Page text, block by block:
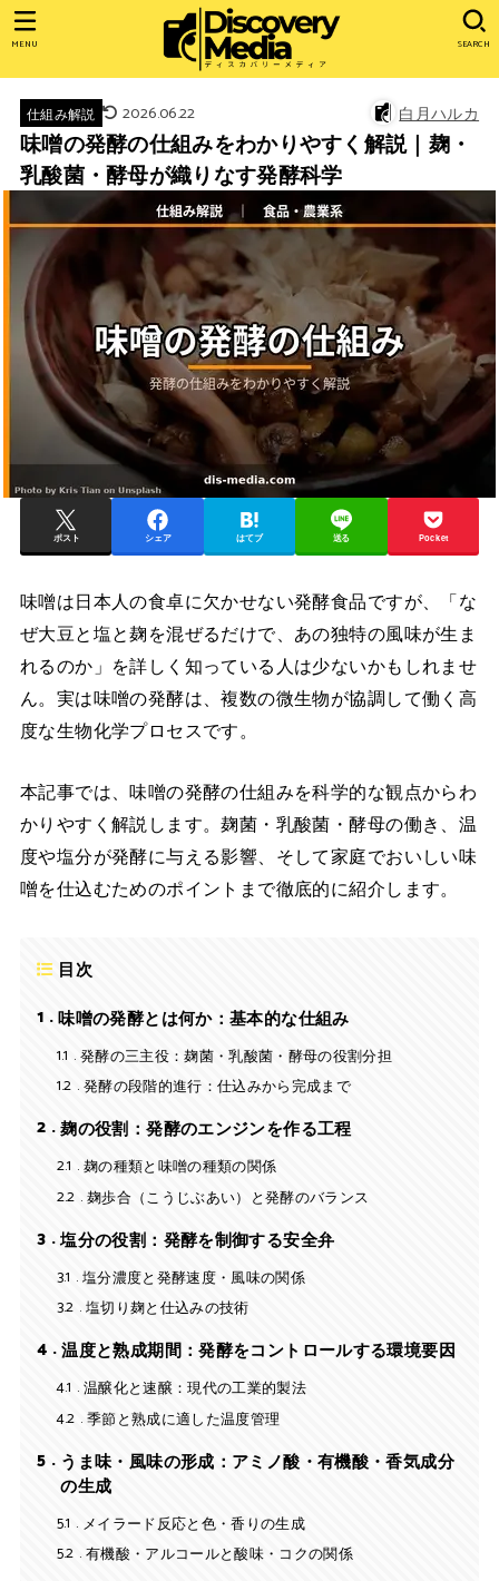
SEARCH
MENU
仕組み解説 2026.06.22 白月ハルカ
味噌の発酵の仕組みをわかりやすく解説｜麹・
乳酸菌・酵母が織りなす発酵科学
ポスト シェア はてブ 送る Pocket
味噌は日本人の食卓に欠かせない発酵食品ですが、「な
ぜ大豆と塩と麹を混ぜるだけで、あの独特の風味が生ま
れるのか」を詳しく知っている人は少ないかもしれませ
ん。実は味噌の発酵は、複数の微生物が協調して働く高
度な生物化学プロセスです。
本記事では、味噌の発酵の仕組みを科学的な観点からわ
かりやすく解説します。麹菌・乳酸菌・酵母の働き、温
度や塩分が発酵に与える影響、そして家庭でおいしい味
噌を仕込むためのポイントまで徹底的に紹介します。
目次
1
味噌の発酵とは何か：基本的な仕組み
1.1
発酵の三主役：麹菌・乳酸菌・酵母の役割分担
1.2 発酵の段階的進行：仕込みから完成まで
2
麹の役割：発酵のエンジンを作る工程
2.1
麹の種類と味噌の種類の関係
2.2 麹歩合（こうじぶあい）と発酵のバランス
3
塩分の役割：発酵を制御する安全弁
3.1
塩分濃度と発酵速度・風味の関係
3.2 塩切り麹と仕込みの技術
4
温度と熟成期間：発酵をコントロールする環境要因
4.1
温醸化と速醸：現代の工業的製法
4.2 季節と熟成に適した温度管理
5
うま味・風味の形成：アミノ酸・有機酸・香気成分
の生成
5.1
メイラード反応と色・香りの生成
5.2 有機酸・アルコールと酸味・コクの関係